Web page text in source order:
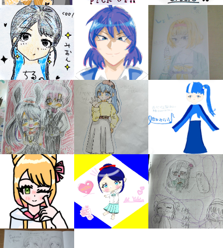
見られる
ギャラリー